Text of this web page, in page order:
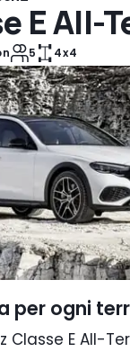
E All-
5 4x4
per ogni
Classe E All-